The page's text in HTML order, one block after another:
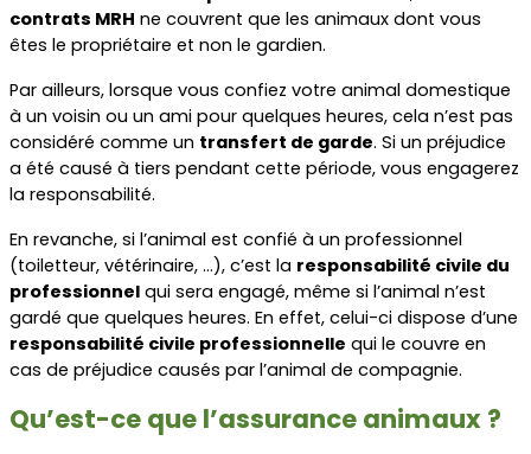
contrats MRH ne couvrent que les animaux dont vous
êtes le propriétaire et non le gardien.
Par ailleurs, lorsque vous confiez votre animal domestique
à un voisin ou un ami pour quelques heures, cela n’est pas
considéré comme un transfert de garde. Si un préjudice
a été causé à tiers pendant cette période, vous engagerez
la responsabilité.
En revanche, si l’animal est confié à un professionnel
(toiletteur, vétérinaire, …), c’est la responsabilité civile du
professionnel qui sera engagé, même si l’animal n’est
gardé que quelques heures. En effet, celui-ci dispose d’une
responsabilité civile professionnelle qui le couvre en
cas de préjudice causés par l’animal de compagnie.
Qu’est-ce que l’assurance animaux ?